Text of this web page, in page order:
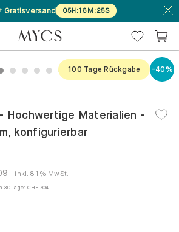
Gratisversand 05H:16M:25S
2 3 4 5 6 7 8
100 Tage Rückgabe -40%
- Hochwertige Materialien -
konfigurierbar
inkl. 8.1% MwSt.
30 Tage: CHF 704